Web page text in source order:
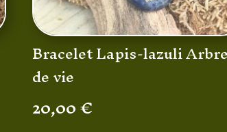
Bracelet Lapis-lazuli Arbre
de vie
20,00€